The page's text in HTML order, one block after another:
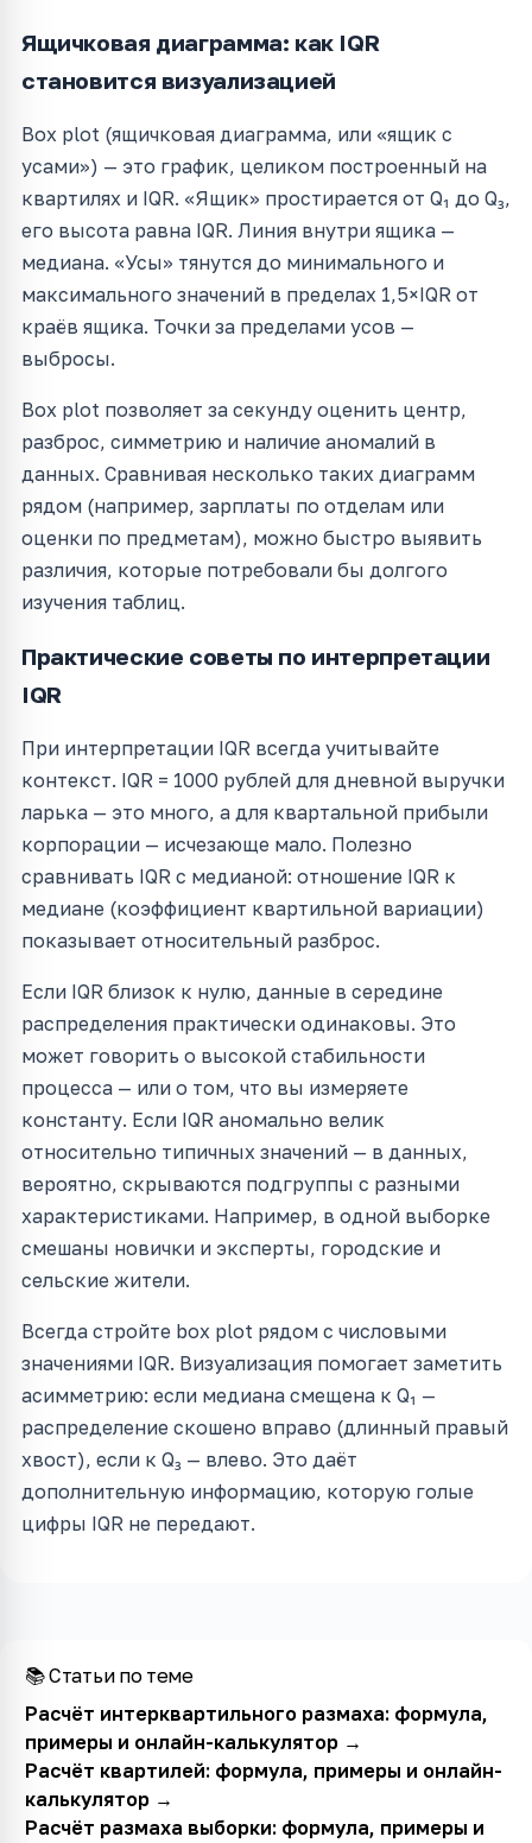
Ящичковая диаграмма: как IQR
становится визуализацией
Box plot (ящичковая диаграмма, или «ящик с
усами») — это график, целиком построенный на
квартилях и IQR. «Ящик» простирается от Q₁ до Q₃,
его высота равна IQR. Линия внутри ящика —
медиана. «Усы» тянутся до минимального и
максимального значений в пределах 1,5×IQR от
краёв ящика. Точки за пределами усов —
выбросы.
Box plot позволяет за секунду оценить центр,
разброс, симметрию и наличие аномалий в
данных. Сравнивая несколько таких диаграмм
рядом (например, зарплаты по отделам или
оценки по предметам), можно быстро выявить
различия, которые потребовали бы долгого
изучения таблиц.
Практические советы по интерпретации
IQR
При интерпретации IQR всегда учитывайте
контекст. IQR = 1000 рублей для дневной выручки
ларька — это много, а для квартальной прибыли
корпорации — исчезающе мало. Полезно
сравнивать IQR с медианой: отношение IQR к
медиане (коэффициент квартильной вариации)
показывает относительный разброс.
Если IQR близок к нулю, данные в середине
распределения практически одинаковы. Это
может говорить о высокой стабильности
процесса — или о том, что вы измеряете
константу. Если IQR аномально велик
относительно типичных значений — в данных,
вероятно, скрываются подгруппы с разными
характеристиками. Например, в одной выборке
смешаны новички и эксперты, городские и
сельские жители.
Всегда стройте box plot рядом с числовыми
значениями IQR. Визуализация помогает заметить
асимметрию: если медиана смещена к Q₁ —
распределение скошено вправо (длинный правый
хвост), если к Q₃ — влево. Это даёт
дополнительную информацию, которую голые
цифры IQR не передают.
📚 Статьи по теме
Расчёт интерквартильного размаха: формула,
примеры и онлайн-калькулятор→
Расчёт квартилей: формула, примеры и онлайн-
калькулятор→
Расчёт размаха выборки: формула, примеры и